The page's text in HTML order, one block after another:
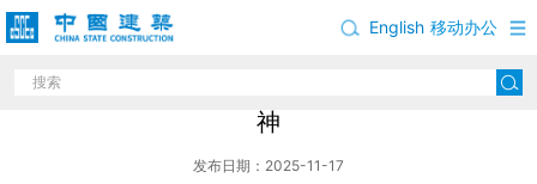
移动办公
English
中建集团党组学习贯彻习近平总书记重要讲话精
神
发布日期：2025-11-17